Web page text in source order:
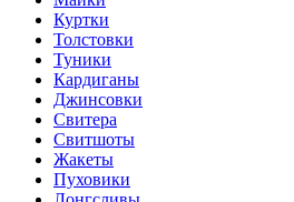
Куртки
Толстовки
Туники
Кардиганы
Джинсовки
Свитера
Свитшоты
Жакеты
Пуховики